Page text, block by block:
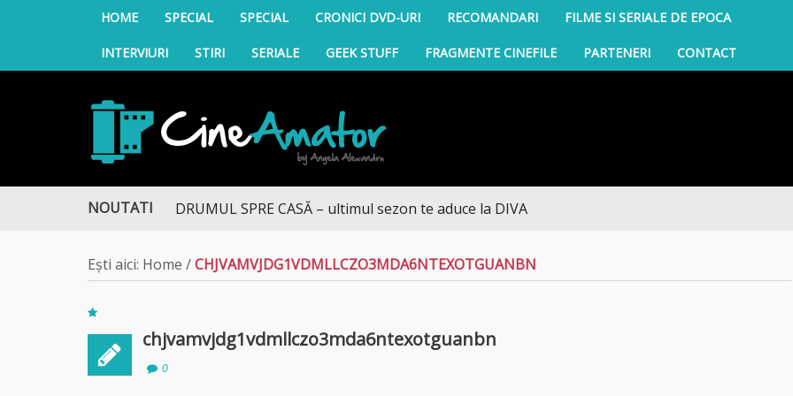
HOME SPECIAL SPECIAL CRONICI DVD-URI RECOMANDARI FILME SI SERIALE DE EPOCA
INTERVIURI STIRI SERIALE GEEK STUFF FRAGMENTE CINEFILE PARTENERI CONTACT
CineAmator
NOUTATIDRUMUL SPRE CASĂ – ultimul sezon te aduce la DIVA
Ești aici: Home /CHJVAMVJDG1VDMLLCZO3MDA6NTEXOTGUANBN
chjvamvjdg1vdmllczo3mda6ntexotguanbn
0